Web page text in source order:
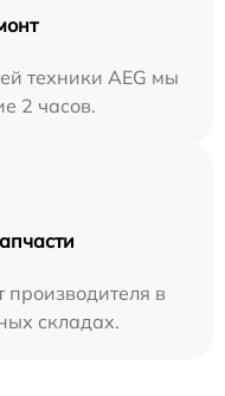
техники AEG мы
2 часов.
производителя в
складах.